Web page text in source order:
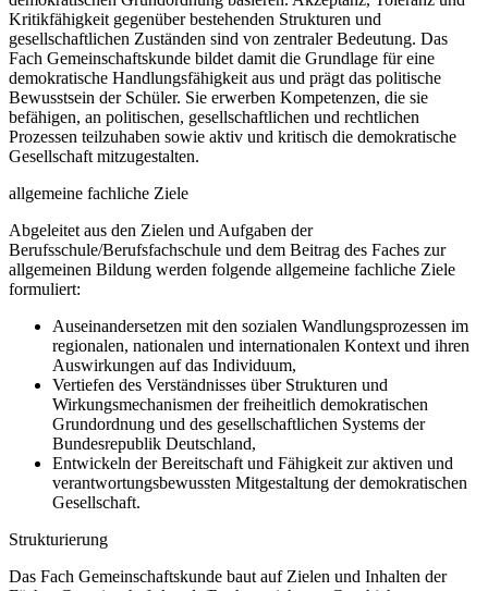
Kritikfähigkeit gegenüber bestehenden Strukturen und
gesellschaftlichen Zuständen sind von zentraler Bedeutung. Das
Fach Gemeinschaftskunde bildet damit die Grundlage für eine
demokratische Handlungsfähigkeit aus und prägt das politische
Bewusstsein der Schüler. Sie erwerben Kompetenzen, die sie
befähigen, an politischen, gesellschaftlichen und rechtlichen
Prozessen teilzuhaben sowie aktiv und kritisch die demokratische
Gesellschaft mitzugestalten.
allgemeine fachliche Ziele
Abgeleitet aus den Zielen und Aufgaben der
Berufsschule/Berufsfachschule und dem Beitrag des Faches zur
allgemeinen Bildung werden folgende allgemeine fachliche Ziele
formuliert:
Auseinandersetzen mit den sozialen Wandlungsprozessen im
regionalen, nationalen und internationalen Kontext und ihren
Auswirkungen auf das Individuum,
Vertiefen des Verständnisses über Strukturen und
Wirkungsmechanismen der freiheitlich demokratischen
Grundordnung und des gesellschaftlichen Systems der
Bundesrepublik Deutschland,
Entwickeln der Bereitschaft und Fähigkeit zur aktiven und
verantwortungsbewussten Mitgestaltung der demokratischen
Gesellschaft.
Strukturierung
Das Fach Gemeinschaftskunde baut auf Zielen und Inhalten der